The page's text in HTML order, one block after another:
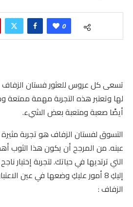
0
تسعى كل عروس للعثور فستان الزفاف
لها وتعتبر هذه التجربة مهمة ممتعة
أيضًا صعبة ومتعبة بعض الشيء.
التسوق لفستان الزفاف هو تجربة
عينه. من المرجح أن يكون هذا الثوب
التي ترتديها في حياتك. لتجربة إختيار
إليكِ 8 أمور عليكِ وضعها في عين
الزفاف :